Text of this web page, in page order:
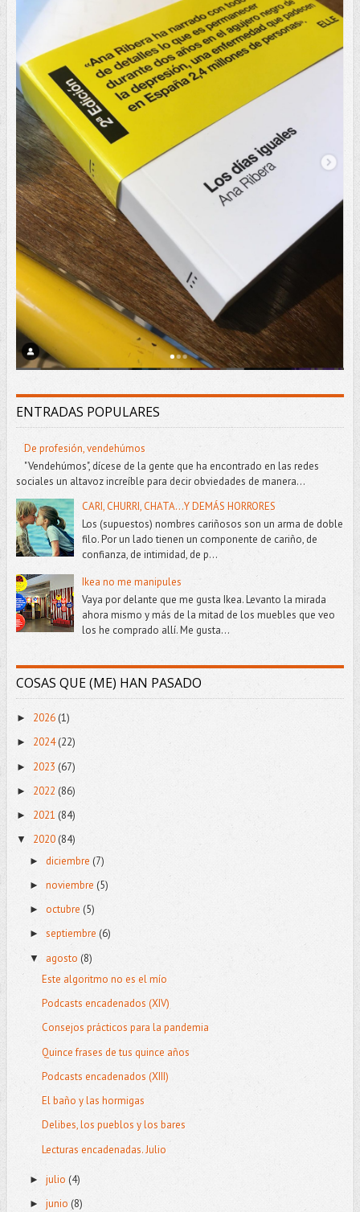
ENTRADAS POPULARES
De profesión, vendehúmos
"Vendehúmos", dícese de la gente que ha encontrado en las redes
sociales un altavoz increíble para decir obviedades de manera...
CARI, CHURRI, CHATA...Y DEMÁS HORRORES
Los (supuestos) nombres cariñosos son un arma de doble
filo. Por un lado tienen un componente de cariño, de
confianza, de intimidad, de p...
Ikea no me manipules
Vaya por delante que me gusta Ikea. Levanto la mirada
ahora mismo y más de la mitad de los muebles que veo
los he comprado allí. Me gusta...
COSAS QUE (ME) HAN PASADO
► 2026(1)
► 2024(22)
► 2023 (67)
► 2022 (86)
► 2021 (84)
▼ 2020 (84)
► diciembre (7)
► noviembre (5)
► octubre (5)
► septiembre (6)
▼ agosto (8)
Este algoritmo no es el mío
Podcasts encadenados (XIV)
Consejos prácticos para la pandemia
Quince frases de tus quince años
Podcasts encadenados (XIII)
El baño y las hormigas
Delibes, los pueblos y los bares
Lecturas encadenadas. Julio
► julio (4)
► junio (8)